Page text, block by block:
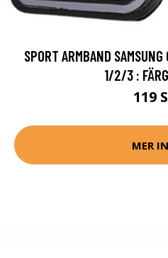
SPORT ARMBAND
1/2/3 :
119
MER